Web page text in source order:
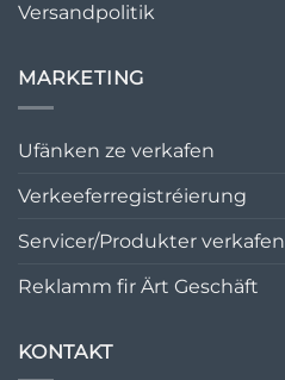
Versandpolitik
MARKETING
Ufänken ze verkafen
Verkeeferregistréierung
Servicer/Produkter verkafen
Reklamm fir Ärt Geschäft
KONTAKT